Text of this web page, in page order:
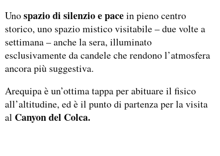
Unospazio di silenzio e pacein pieno centro
storico, uno spazio mistico visitabile – due volte a
settimana – anche la sera, illuminato
esclusivamente da candele che rendono l’atmosfera
ancora più suggestiva.
Arequipa è un’ottima tappa per abituare il fisico
all’altitudine, ed è il punto di partenza per la visita
al Canyon del Colca.